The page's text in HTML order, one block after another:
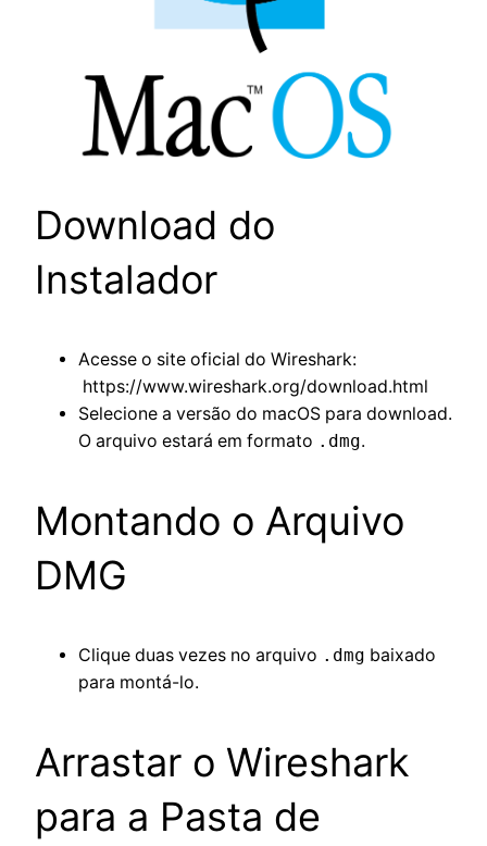
Download do
Instalador
Acesse o site oficial do Wireshark:
https://www.wireshark.org/download.html
Selecione a versão do macOS para download.
O arquivo estará em formato .dmg.
Montando o Arquivo
DMG
Clique duas vezes no arquivo .dmg baixado
para montá-lo.
Arrastar o Wireshark
para a Pasta de